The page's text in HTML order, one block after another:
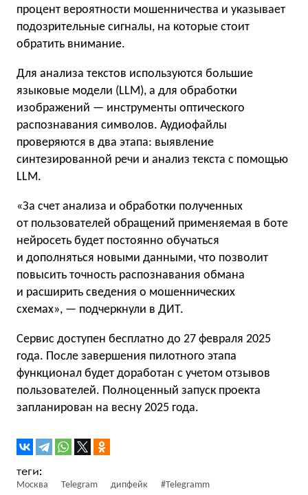
процент вероятности мошенничества и указывает
подозрительные сигналы, на которые стоит
обратить внимание.
Для анализа текстов используются большие
языковые модели (LLM), а для обработки
изображений — инструменты оптического
распознавания символов. Аудиофайлы
проверяются в два этапа: выявление
синтезированной речи и анализ текста с помощью
LLM.
«За счет анализа и обработки полученных
от пользователей обращений применяемая в боте
нейросеть будет постоянно обучаться
и дополняться новыми данными, что позволит
повысить точность распознавания обмана
и расширить сведения о мошеннических
схемах», — подчеркнули в ДИТ.
Сервис доступен бесплатно до 27 февраля 2025
года. После завершения пилотного этапа
функционал будет доработан с учетом отзывов
пользователей. Полноценный запуск проекта
запланирован на весну 2025 года.
Москва Telegram дипфейк #Telegramm